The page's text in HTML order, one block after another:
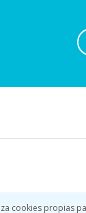
cookies propias